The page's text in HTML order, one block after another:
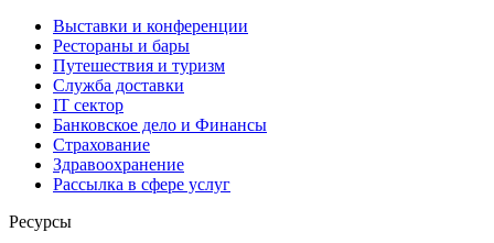
Выставки и конференции
Рестораны и бары
Путешествия и туризм
Служба доставки
IT сектор
Банковское дело и Финансы
Страхование
Здравоохранение
Рассылка в сфере услуг
Ресурсы